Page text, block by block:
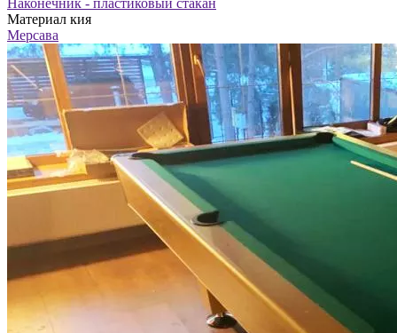
Материал кия
Мерсава